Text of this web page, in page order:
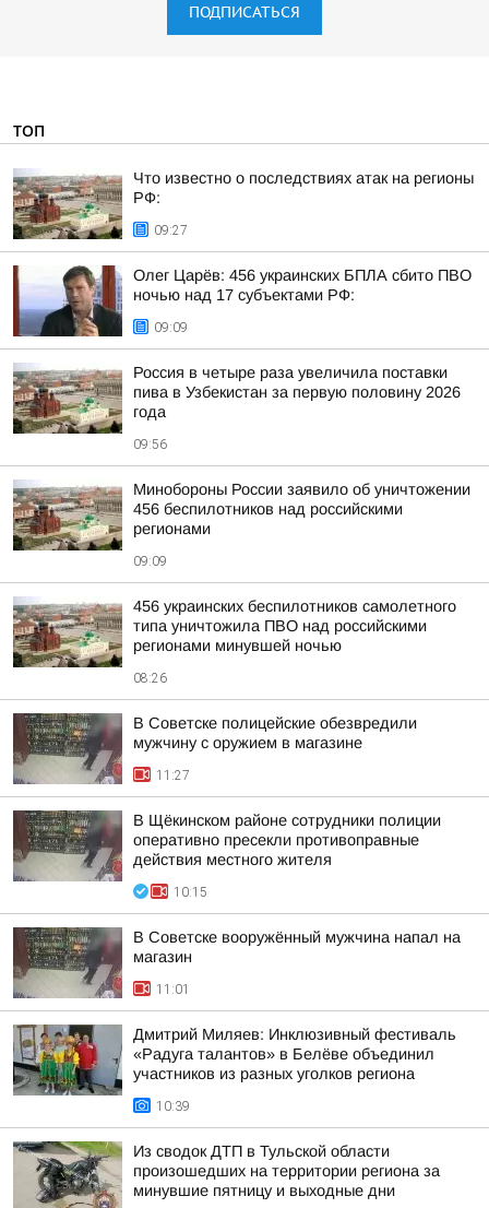
ПОДПИСАТЬСЯ
ТОП
Что известно о последствиях атак на регионы
РФ:
09:27
Олег Царёв: 456 украинских БПЛА сбито ПВО
ночью над 17 субъектами РФ:
09:09
Россия в четыре раза увеличила поставки
пива в Узбекистан за первую половину 2026
года
09:56
Минобороны России заявило об уничтожении
456 беспилотников над российскими
регионами
09:09
456 украинских беспилотников самолетного
типа уничтожила ПВО над российскими
регионами минувшей ночью
08:26
В Советске полицейские обезвредили
мужчину с оружием в магазине
11:27
В Щёкинском районе сотрудники полиции
оперативно пресекли противоправные
действия местного жителя
10:15
В Советске вооружённый мужчина напал на
магазин
11:01
Дмитрий Миляев: Инклюзивный фестиваль
«Радуга талантов» в Белёве объединил
участников из разных уголков региона
10:39
Из сводок ДТП в Тульской области
произошедших на территории региона за
минувшие пятницу и выходные дни